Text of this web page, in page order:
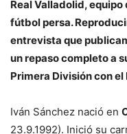
Real Valladolid,
fútbol persa.
entrevista que
un repaso completo a
Primera División con
Iván Sánchez nació en
23.9.1992). Inició su